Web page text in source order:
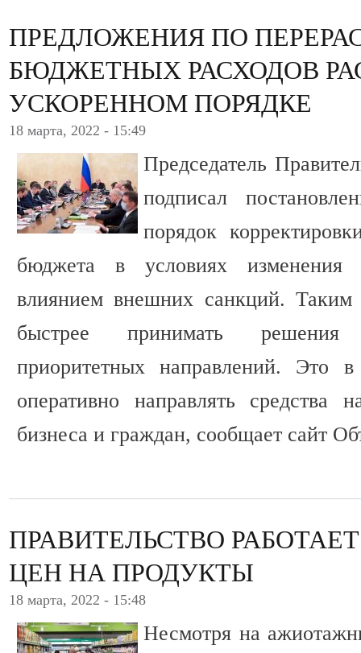
ПРЕДЛОЖЕНИЯ ПО
БЮДЖЕТНЫХ РАСХОДОВ
УСКОРЕННОМ ПОРЯДКЕ
18 марта, 2022 - 15:49
Председатель
подписал
порядок
бюджета в условиях изменения
влиянием внешних санкций.
быстрее принимать
приоритетных направлений. Это
оперативно направлять средства
бизнеса и граждан, сообщает сайт
ПРАВИТЕЛЬСТВО
ЦЕН НА ПРОДУКТЫ
18 марта, 2022 - 15:48
Несмотря на